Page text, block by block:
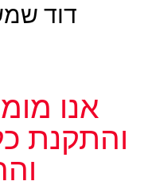
דוד שמש 200
אנו
והתקנת